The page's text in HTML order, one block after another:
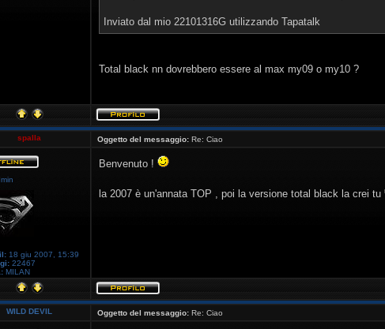
Inviato dal mio 22101316G utilizzando Tapatalk
Total black nn dovrebbero essere al max my09 o my10 ?
spalla Oggetto del messaggio: Re: Ciao
18 giu 2007, 15:39
22467
MILAN
Benvenuto !
la 2007 è un'annata TOP , poi la versione total black la crei tu
WILD DEVIL Oggetto del messaggio: Re: Ciao